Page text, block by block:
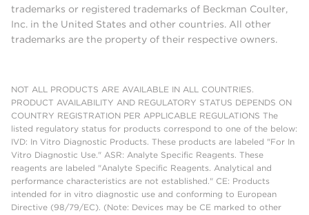
trademarks or registered trademarks of Beckman Coulter,
Inc. in the United States and other countries. All other
trademarks are the property of their respective owners.
NOT ALL PRODUCTS ARE AVAILABLE IN ALL COUNTRIES.
PRODUCT AVAILABILITY AND REGULATORY STATUS DEPENDS ON
COUNTRY REGISTRATION PER APPLICABLE REGULATIONS The
listed regulatory status for products correspond to one of the below:
IVD: In Vitro Diagnostic Products. These products are labeled "For In
Vitro Diagnostic Use." ASR: Analyte Specific Reagents. These
reagents are labeled "Analyte Specific Reagents. Analytical and
performance characteristics are not established." CE: Products
intended for in vitro diagnostic use and conforming to European
Directive (98/79/EC). (Note: Devices may be CE marked to other